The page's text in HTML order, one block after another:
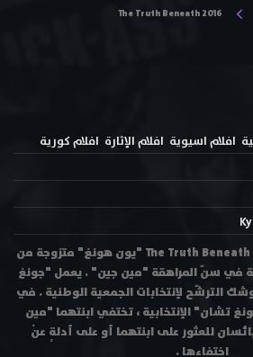
The Truth Beneath 2016
افلام اسيوية افلام الإثارة افلام كورية
فيلم ليسَ هناك سرّ The Truth Beneath 2016 "يون هونغ" متزوجة من
في سنّ المراهقة "مين جين" . يعمل "جونغ
الترشّح لإنتخابات الجمعية الوطنية . في
تشان" الإنتخابية ، تختفي ابنتهما "مين
للعثور على ابنتهما أو على أدلةٍ عنْ
اختفاءها .